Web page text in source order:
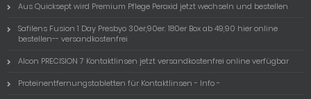
Aus Quicksept wird Premium Pflege Peroxid jetzt wechseln und bestellen
Safilens Fusion 1 Day Presbyo 30er,90er. 180er Box ab 49,90 hier online
bestellen-- versandkostenfrei
Alcon PRECISION 7 Kontaktlinsen jetzt versandkostenfrei online verfügbar
Proteinentfernungstabletten für Kontaktlinsen - Info -